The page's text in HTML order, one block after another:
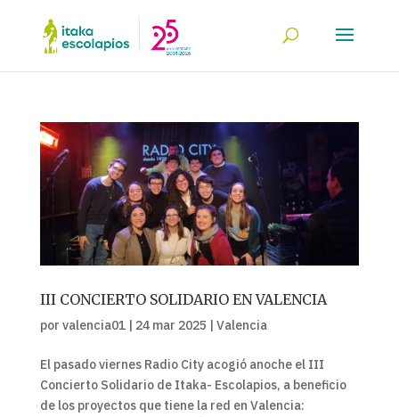
III CONCIERTO SOLIDARIO EN VALENCIA
por valencia01| 24 mar 2025 | Valencia
El pasado viernes Radio City acogió anoche el III
Concierto Solidario de Itaka- Escolapios, a beneficio
de los proyectos que tiene la red en Valencia: